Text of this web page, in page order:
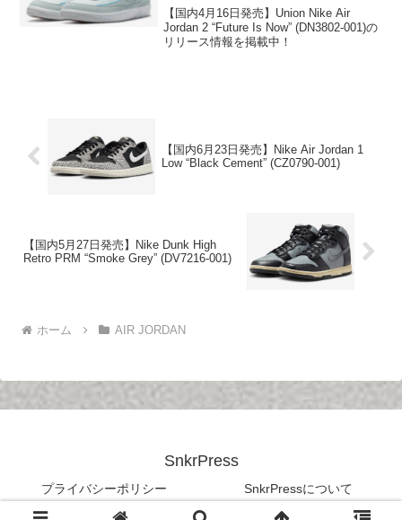
【国内4月16日発売】Union Nike Air
Jordan 2 “Future Is Now” (DN3802-001)の
リリース情報を掲載中！
【国内6月23日発売】Nike Air Jordan 1
Low “Black Cement” (CZ0790-001)
【国内5月27日発売】Nike Dunk High
Retro PRM “Smoke Grey” (DV7216-001)
ホーム AIR JORDAN
SnkrPress
プライバシーポリシー SnkrPressについて